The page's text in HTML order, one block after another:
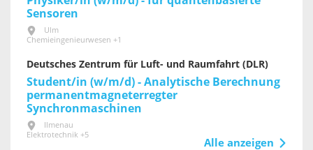
Sensoren
Ulm
Chemieingenieurwesen +1
Deutsches Zentrum für Luft- und Raumfahrt (DLR)
Student/in (w/m/d) - Analytische Berechnung
permanentmagneterregter
Synchronmaschinen
Ilmenau
Elektrotechnik +5
Alle anzeigen